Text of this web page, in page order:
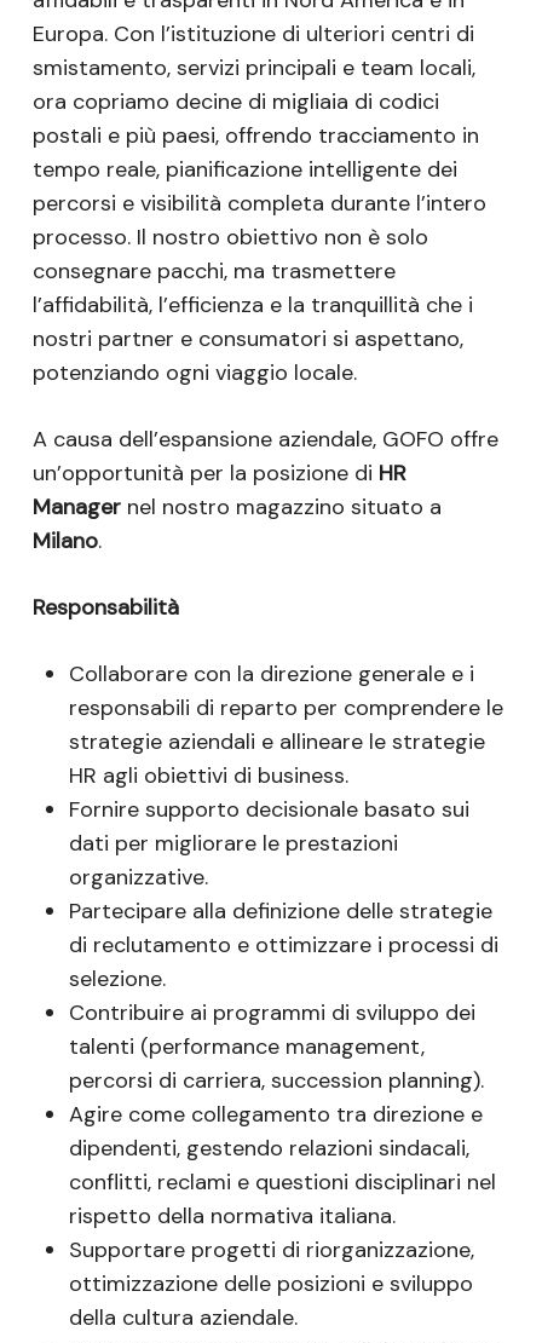
Europa. Con l’istituzione di ulteriori centri di
smistamento, servizi principali e team locali,
ora copriamo decine di migliaia di codici
postali e più paesi, offrendo tracciamento in
tempo reale, pianificazione intelligente dei
percorsi e visibilità completa durante l’intero
processo. Il nostro obiettivo non è solo
consegnare pacchi, ma trasmettere
l’affidabilità, l’efficienza e la tranquillità che i
nostri partner e consumatori si aspettano,
potenziando ogni viaggio locale.
A causa dell’espansione aziendale, GOFO offre
un’opportunità per la posizione di HR
Managernel nostro magazzino situato a
Milano.
Responsabilità
Collaborare con la direzione generale e i
responsabili di reparto per comprendere le
strategie aziendali e allineare le strategie
HR agli obiettivi di business.
Fornire supporto decisionale basato sui
dati per migliorare le prestazioni
organizzative.
Partecipare alla definizione delle strategie
di reclutamento e ottimizzare i processi di
selezione.
Contribuire ai programmi di sviluppo dei
talenti (performance management,
percorsi di carriera, succession planning).
Agire come collegamento tra direzione e
dipendenti, gestendo relazioni sindacali,
conflitti, reclami e questioni disciplinari nel
rispetto della normativa italiana.
Supportare progetti di riorganizzazione,
ottimizzazione delle posizioni e sviluppo
della cultura aziendale.